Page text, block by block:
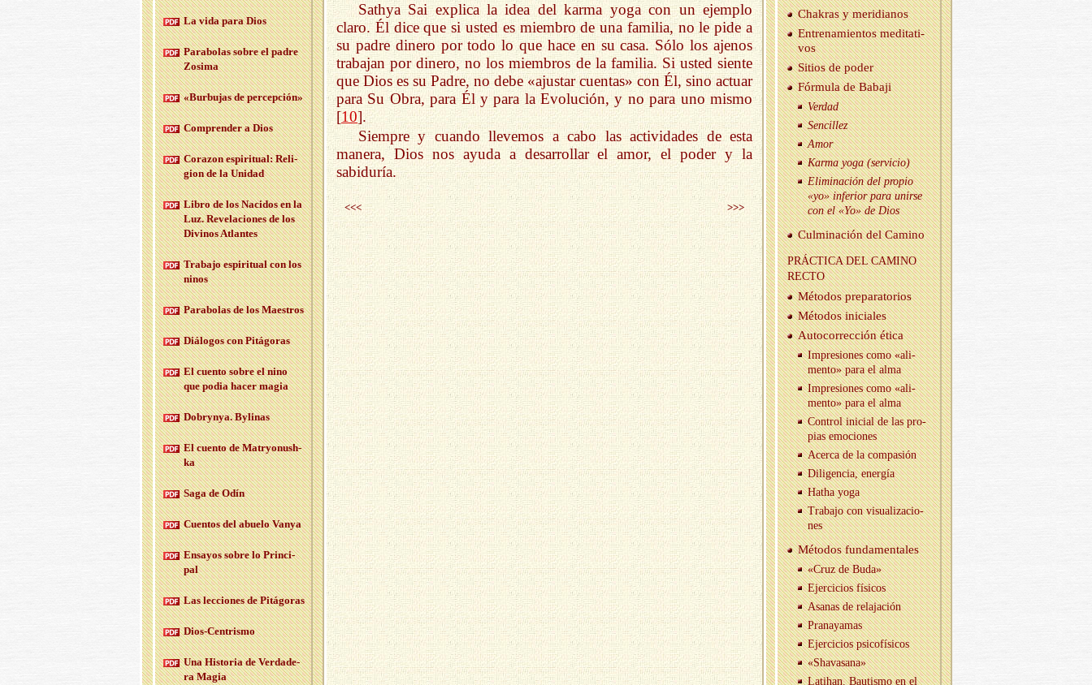
Sathya Sai explica la idea del karma yoga con un ejemplo
claro. Él dice que si usted es miembro de una familia, no le pide a
su padre dinero por todo lo que hace en su casa. Sólo los ajenos
trabajan por dinero, no los miembros de la familia. Si usted siente
que Dios es su Padre, no debe «ajustar cuentas» con Él, sino actuar
para Su Obra, para Él y para la Evolución, y no para uno mismo
[10].
Siempre y cuando llevemos a cabo las actividades de esta
manera, Dios nos ayuda a desarrollar el amor, el poder y la
sabiduría.
<<< >>>
Cha­kras y me­ri­dia­nos
En­tre­na­mien­tos me­di­ta­ti­
vos
Si­tios de poder
Fór­mu­la de Ba­ba­ji
Ver­dad
Sen­ci­llez
Amor
Karma yoga (ser­vi­cio)
Eli­mi­na­ción del pro­pio
«yo» in­fe­rior para unir­se
con el «Yo» de Dios
Cul­mi­na­ción del Ca­mino
PRÁC­TI­CA DEL CA­MINO
RECTO
Mé­to­dos pre­pa­ra­to­rios
Mé­to­dos ini­cia­les
Au­to­co­rrec­ción ética
Im­pre­sio­nes como «ali­
men­to» para el alma
Im­pre­sio­nes como «ali­
men­to» para el alma
Con­trol ini­cial de las pro­
pias emo­cio­nes
Acer­ca de la com­pa­sión
Di­li­gen­cia, ener­gía
Hatha yoga
Tra­ba­jo con vi­sua­li­za­cio­
nes
Mé­to­dos fun­da­men­ta­les
«Cruz de Buda»
Ejer­ci­cios fí­si­cos
Asa­nas de re­la­ja­ción
Pra­na­ya­mas
Ejer­ci­cios psi­co­fí­si­cos
«Sha­va­sa­na»
La­tihan. Bau­tis­mo en el
La vida para Dios
Pa­ra­bo­las sobre el padre
Zo­si­ma
«Bur­bu­jas de per­cep­ción»
Com­pren­der a Dios
Co­ra­zon es­pi­ri­tual: Re­li­
gion de la Uni­dad
Libro de los Na­ci­dos en la
Luz. Re­ve­la­cio­nes de los
Di­vi­nos Atlan­tes
Tra­ba­jo es­pi­ri­tual con los
ninos
Pa­ra­bo­las de los Maes­tros
Diá­lo­gos con Pi­tá­go­ras
El cuen­to sobre el nino
que podia hacer magia
Do­bryn­ya. By­li­nas
El cuen­to de Ma­tr­yo­nush­
ka
Saga de Odín
Cuen­tos del abue­lo Vanya
En­sa­yos sobre lo Prin­ci­
pal
Las lec­cio­nes de Pi­tá­go­ras
Dios-Cen­tris­mo
Una His­to­ria de Ver­da­de­
ra Magia